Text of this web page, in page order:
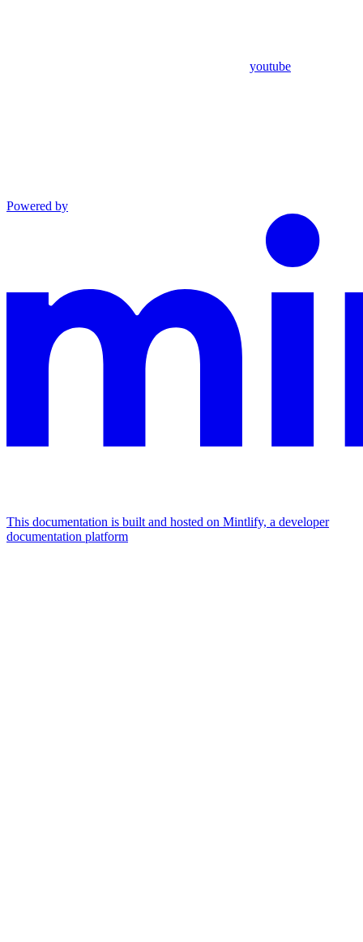
youtube
Powered by
This documentation is built and hosted on Mintlify, a developer
documentation platform